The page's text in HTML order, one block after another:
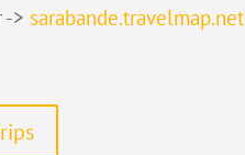
-> sarabande.travelmap.net